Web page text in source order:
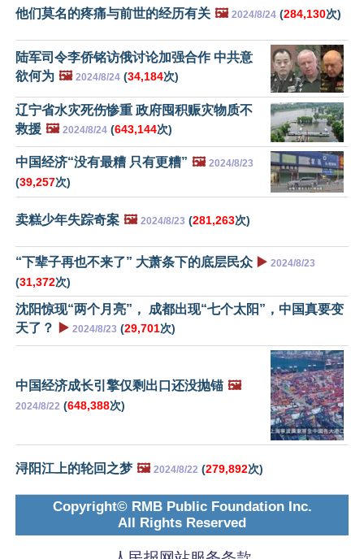
他们莫名的疼痛与前世的经历有关 🖼️ 2024/8/24 (284,130次)
陆军司令李侨铭访俄讨论加强合作 中共意
欲何为 🖼️ 2024/8/24 (34,184次)
辽宁省水灾死伤惨重 政府囤积赈灾物质不
救援 🖼️ 2024/8/24 (643,144次)
中国经济“没有最糟 只有更糟” 🖼️ 2024/8/23
(39,257次)
卖糕少年失踪奇案 🖼️ 2024/8/23 (281,263次)
“下辈子再也不来了” 大萧条下的底层民众 ▶️ 2024/8/23
(31,372次)
沈阳惊现“两个月亮”， 成都出现“七个太阳”，中国真要变
天了？
▶️ 2024/8/23 (29,701次)
中国经济成长引擎仅剩出口还没抛锚 🖼️
2024/8/22 (648,388次)
浔阳江上的轮回之梦 🖼️ 2024/8/22 (279,892次)
Copyright© RMB Public Foundation Inc.
All Rights Reserved